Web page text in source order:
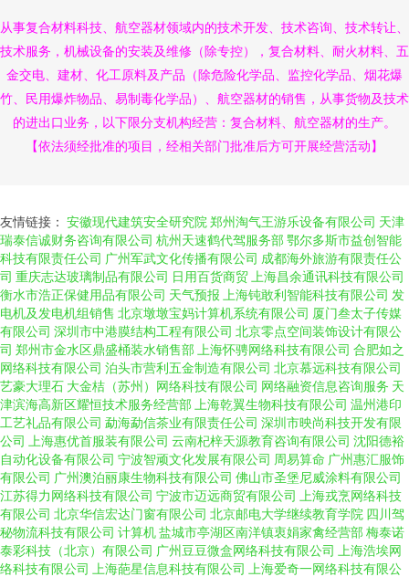
从事复合材料科技、航空器材领域内的技术开发、技术咨询、技术转让、
技术服务，机械设备的安装及维修（除专控），复合材料、耐火材料、五
金交电、建材、化工原料及产品（除危险化学品、监控化学品、烟花爆
竹、民用爆炸物品、易制毒化学品）、航空器材的销售，从事货物及技术
的进出口业务，以下限分支机构经营：复合材料、航空器材的生产。
【依法须经批准的项目，经相关部门批准后方可开展经营活动】
友情链接： 安徽现代建筑安全研究院 郑州淘气王游乐设备有限公司 天津
瑞泰信诚财务咨询有限公司 杭州天速鹤代驾服务部 鄂尔多斯市益创智能
科技有限责任公司 广州军武文化传播有限公司 成都海外旅游有限责任公
司 重庆志达玻璃制品有限公司 日用百货商贸 上海昌余通讯科技有限公司
衡水市浩正保健用品有限公司 天气预报 上海钝敢利智能科技有限公司 发
电机及发电机组销售 北京墩墩宝妈计算机系统有限公司 厦门叁太子传媒
有限公司 深圳市中港膜结构工程有限公司 北京零点空间装饰设计有限公
司 郑州市金水区鼎盛桶装水销售部 上海怀骋网络科技有限公司 合肥如之
网络科技有限公司 泊头市营利五金制造有限公司 北京慕远科技有限公司
艺豪大理石 大金桔（苏州）网络科技有限公司 网络融资信息咨询服务 天
津滨海高新区耀恒技术服务经营部 上海乾翼生物科技有限公司 温州港印
工艺礼品有限公司 勐海勐信茶业有限责任公司 深圳市映尚科技开发有限
公司
上海惠优首服装有限公司 云南杞梓天源教育咨询有限公司 沈阳德裕
自动化设备有限公司 宁波智顽文化发展有限公司 周易算命 广州惠汇服饰
有限公司 广州澳泊丽康生物科技有限公司 佛山市圣堡尼威涂料有限公司
江苏得力网络科技有限公司 宁波市迈远商贸有限公司
上海戎烹网络科技
有限公司 北京华信宏达门窗有限公司 北京邮电大学继续教育学院 四川驾
秘物流科技有限公司 计算机盐城市亭湖区南洋镇衷娟家禽经营部 梅泰诺
泰彩科技（北京）有限公司 广州豆豆微盒网络科技有限公司
上海浩埃网
络科技有限公司
上海葩星信息科技有限公司 上海爱奇一网络科技有限公